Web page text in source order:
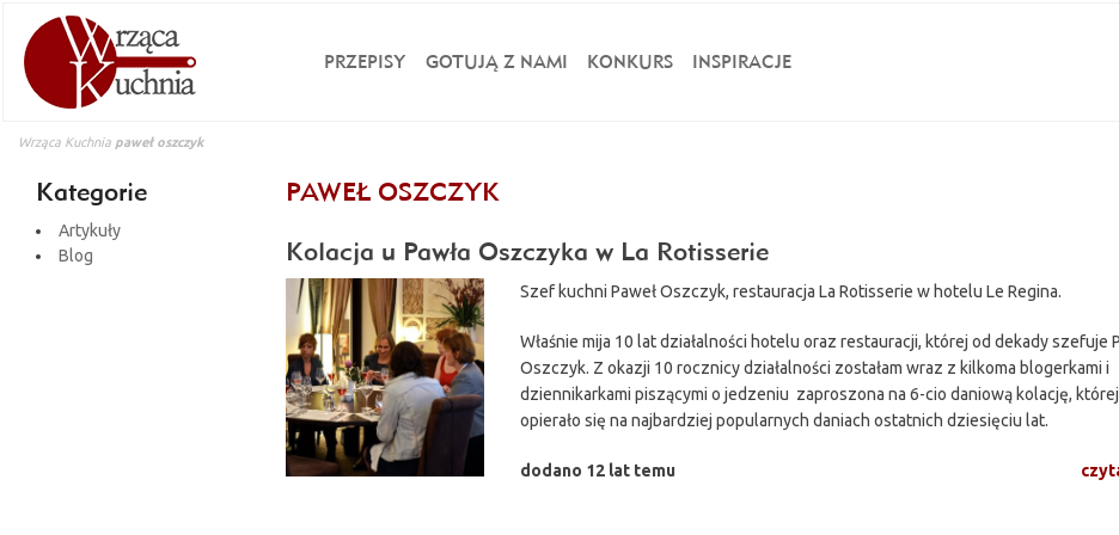
PRZEPISY GOTUJĄ Z NAMI KONKURS INSPIRACJE
Wrząca Kuchnia paweł oszczyk
Kategorie
Artykuły
Blog
PAWEŁ OSZCZYK
Kolacja u Pawła Oszczyka w La Rotisserie
Szef kuchni Paweł Oszczyk, restauracja La Rotisserie w hotelu Le Regina.
Właśnie mija 10 lat działalności hotelu oraz restauracji, której od dekady szefuje
Oszczyk. Z okazji 10 rocznicy działalności zostałam wraz z kilkoma blogerkami i
dziennikarkami piszącymi o jedzeniu zaproszona na 6-cio daniową kolację,
opierało się na najbardziej popularnych daniach ostatnich dziesięciu lat.
dodano 12 lat temu